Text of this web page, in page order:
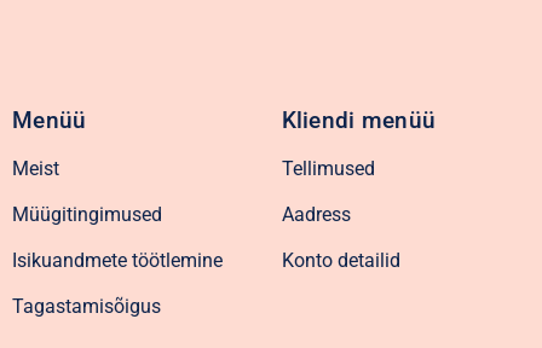
Menüü
Meist
Müügitingimused
Isikuandmete töötlemine
Tagastamisõigus
Kliendi menüü
Tellimused
Aadress
Konto detailid